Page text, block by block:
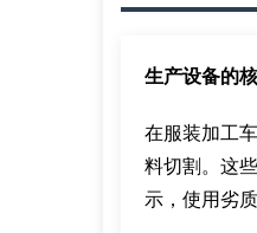
生产设备的
在服装加工
料切割。这
示，使用劣